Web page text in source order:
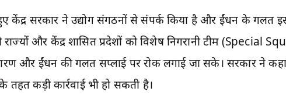
केंद्र सरकार ने उद्योग संगठनों से संपर्क किया है और ईंधन के गलत
राज्यों और केंद्र शासित प्रदेशों को विशेष निगरानी टीम (Special
और ईंधन की गलत सप्लाई पर रोक लगाई जा सके। सरकार ने
तहत कड़ी कार्रवाई भी हो सकती है।